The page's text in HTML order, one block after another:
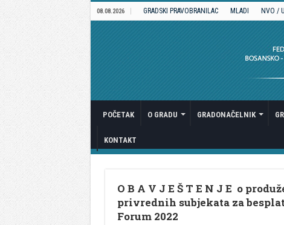
08.08.2026 GRADSKI PRAVOBRANILAC MLADI NVO /
POČETAK O GRADU GRADONAČELNIK
KONTAKT
O B A V J E Š T E N J E o
privrednih subjekata za
Forum 2022